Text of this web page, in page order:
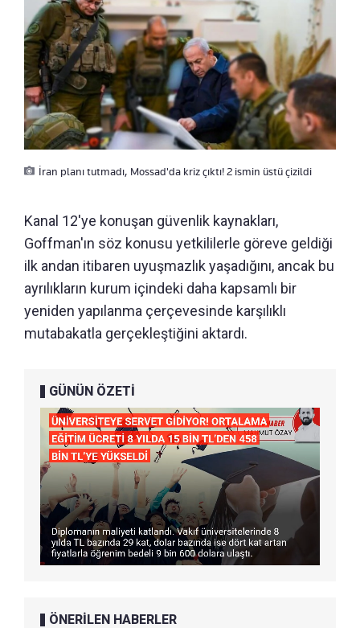
İran planı tutmadı, Mossad'da kriz çıktı! 2 ismin üstü çizildi
Kanal 12'ye konuşan güvenlik kaynakları,
Goffman'ın söz konusu yetkililerle göreve geldiği
ilk andan itibaren uyuşmazlık yaşadığını, ancak bu
ayrılıkların kurum içindeki daha kapsamlı bir
yeniden yapılanma çerçevesinde karşılıklı
mutabakatla gerçekleştiğini aktardı.
GÜNÜN ÖZETİ
ÖNERİLEN HABERLER